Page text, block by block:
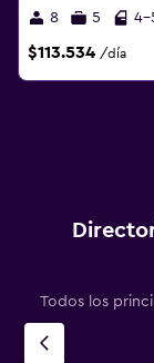
8 5 4-
$113.534 /día
Todos los